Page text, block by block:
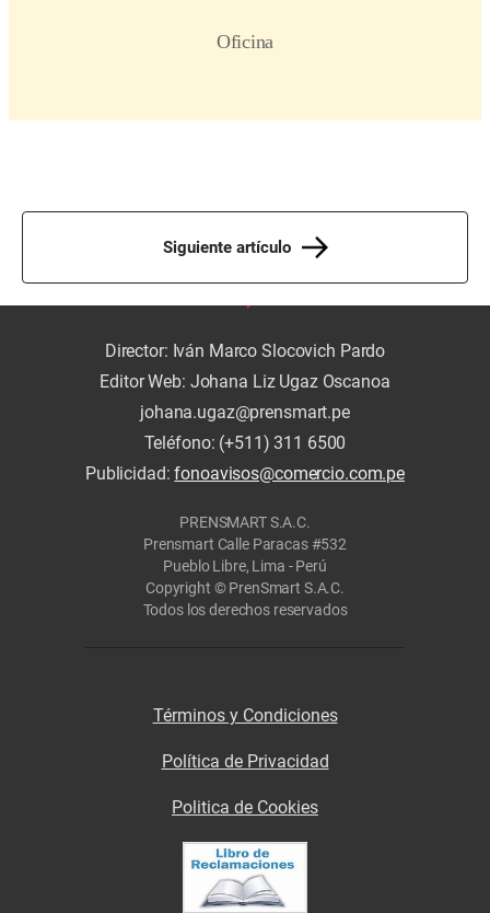
Siguiente artículo
Director: Iván Marco Slocovich Pardo
Editor Web: Johana Liz Ugaz Oscanoa
johana.ugaz@prensmart.pe
Teléfono: (+511) 311 6500
Publicidad:fonoavisos@comercio.com.pe
PRENSMART S.A.C.
Prensmart Calle Paracas #532
Pueblo Libre, Lima - Perú
Copyright © PrenSmart S.A.C.
Todos los derechos reservados
Términos y Condiciones
Política de Privacidad
Politica de Cookies